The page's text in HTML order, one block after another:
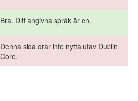
Bra. Ditt angivna språk är en.
Denna sida drar inte nytta utav Dublin
Core.